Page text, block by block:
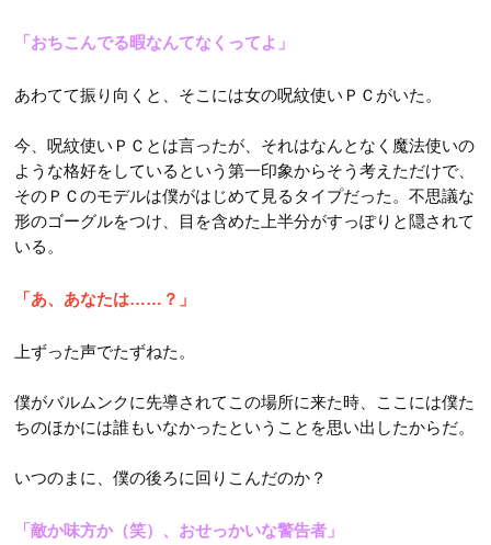
「おちこんでる暇なんてなくってよ」
あわてて振り向くと、そこには女の呪紋使いＰＣがいた。
今、呪紋使いＰＣとは言ったが、それはなんとなく魔法使いの
ような格好をしているという第一印象からそう考えただけで、
そのＰＣのモデルは僕がはじめて見るタイプだった。不思議な
形のゴーグルをつけ、目を含めた上半分がすっぽりと隠されて
いる。
「あ、あなたは……？」
上ずった声でたずねた。
僕がバルムンクに先導されてこの場所に来た時、ここには僕た
ちのほかには誰もいなかったということを思い出したからだ。
いつのまに、僕の後ろに回りこんだのか？
「敵か味方か（笑）、おせっかいな警告者」